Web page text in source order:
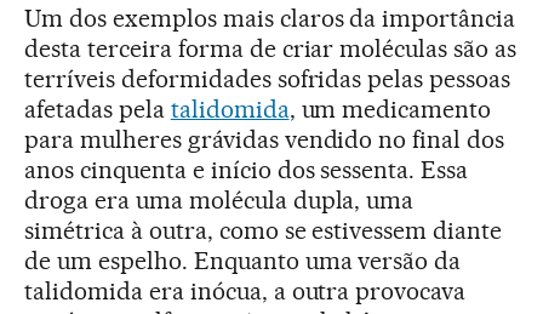
Um dos exemplos mais claros da importância
desta terceira forma de criar moléculas são as
terríveis deformidades sofridas pelas pessoas
afetadas pela talidomida, um medicamento
para mulheres grávidas vendido no final dos
anos cinquenta e início dos sessenta. Essa
droga era uma molécula dupla, uma
simétrica à outra, como se estivessem diante
de um espelho. Enquanto uma versão da
talidomida era inócua, a outra provocava